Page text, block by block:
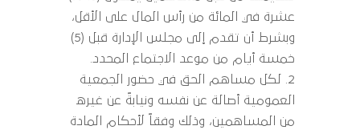
عشرة في المائة من رأس المال على الأقل،
وبشرط أن تقدم إلى مجلس الإدارة قبل (5)
خمسة أيام من موعد الاجتماع المحدد.
لكل مساهم الحق في حضور الجمعية
العمومية أصالة عن نفسه ونيابةً عن غيره
من المساهمين، وذلك وفقاً لأحكام المادة